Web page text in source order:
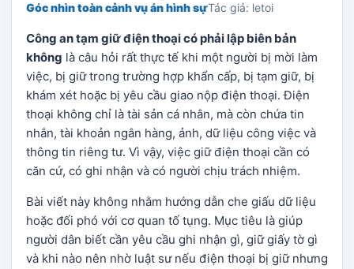
Góc nhìn toàn cảnh vụ án hình sựTác giả: letoi
Công an tạm giữ điện thoại có phải lập biên bản
không là câu hỏi rất thực tế khi một người bị mời làm
việc, bị giữ trong trường hợp khẩn cấp, bị tạm giữ, bị
khám xét hoặc bị yêu cầu giao nộp điện thoại. Điện
thoại không chỉ là tài sản cá nhân, mà còn chứa tin
nhắn, tài khoản ngân hàng, ảnh, dữ liệu công việc và
thông tin riêng tư. Vì vậy, việc giữ điện thoại cần có
căn cứ, có ghi nhận và có người chịu trách nhiệm.
Bài viết này không nhằm hướng dẫn che giấu dữ liệu
hoặc đối phó với cơ quan tố tụng. Mục tiêu là giúp
người dân biết cần yêu cầu ghi nhận gì, giữ giấy tờ gì
và khi nào nên nhờ luật sư nếu điện thoại bị giữ nhưng